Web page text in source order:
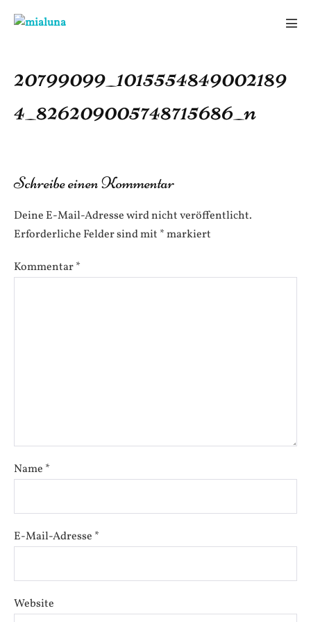
Inhalt
20799099_1015554849002189
4_826209005748715686_n
Schreibe einen Kommentar
Deine E-Mail-Adresse wird nicht veröffentlicht.
Erforderliche Felder sind mit *markiert
Kommentar*
Name *
E-Mail-Adresse *
Website